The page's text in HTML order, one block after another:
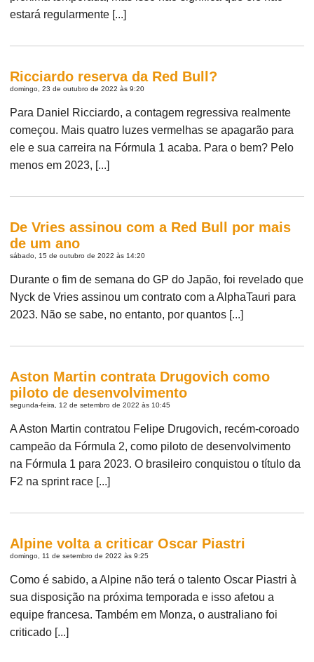
estará regularmente [...]
Ricciardo reserva da Red Bull?
domingo, 23 de outubro de 2022 às 9:20
Para Daniel Ricciardo, a contagem regressiva realmente
começou. Mais quatro luzes vermelhas se apagarão para
ele e sua carreira na Fórmula 1 acaba. Para o bem? Pelo
menos em 2023, [...]
De Vries assinou com a Red Bull por mais
de um ano
sábado, 15 de outubro de 2022 às 14:20
Durante o fim de semana do GP do Japão, foi revelado que
Nyck de Vries assinou um contrato com a AlphaTauri para
2023. Não se sabe, no entanto, por quantos [...]
Aston Martin contrata Drugovich como
piloto de desenvolvimento
segunda-feira, 12 de setembro de 2022 às 10:45
A Aston Martin contratou Felipe Drugovich, recém-coroado
campeão da Fórmula 2, como piloto de desenvolvimento
na Fórmula 1 para 2023. O brasileiro conquistou o título da
F2 na sprint race [...]
Alpine volta a criticar Oscar Piastri
domingo, 11 de setembro de 2022 às 9:25
Como é sabido, a Alpine não terá o talento Oscar Piastri à
sua disposição na próxima temporada e isso afetou a
equipe francesa. Também em Monza, o australiano foi
criticado [...]